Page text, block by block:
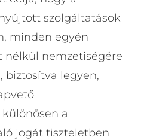
szolgáltatások
minden egyén
nélkül nemzetiségére
biztosítva legyen,
a
jogát tiszteletben